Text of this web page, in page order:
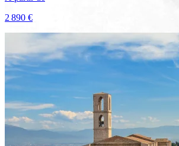
2 890 €
Voir le voyage